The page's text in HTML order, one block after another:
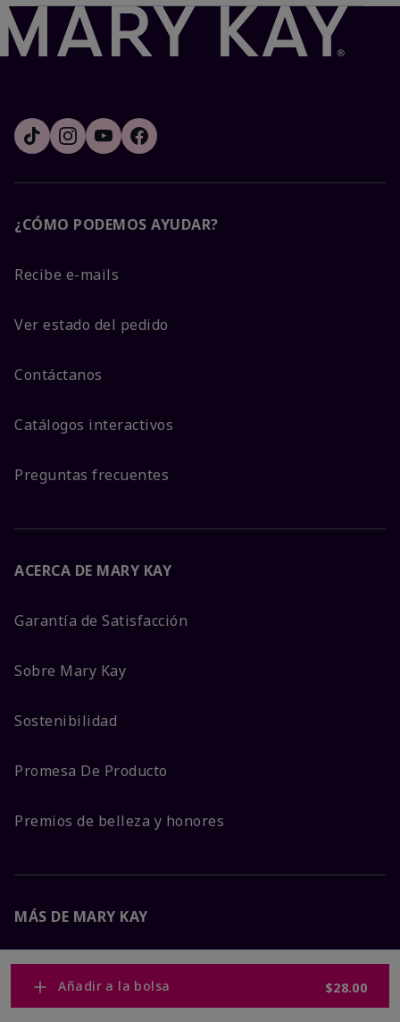
Añadir a la bolsa $28.00
¿CÓMO PODEMOS AYUDAR?
Recibe e-mails
Ver estado del pedido
Contáctanos
Catálogos interactivos
Preguntas frecuentes
ACERCA DE MARY KAY
Garantía de Satisfacción
Sobre Mary Kay
Sostenibilidad
Promesa De Producto
Premios de belleza y honores
MÁS DE MARY KAY
Carreras Corporativas